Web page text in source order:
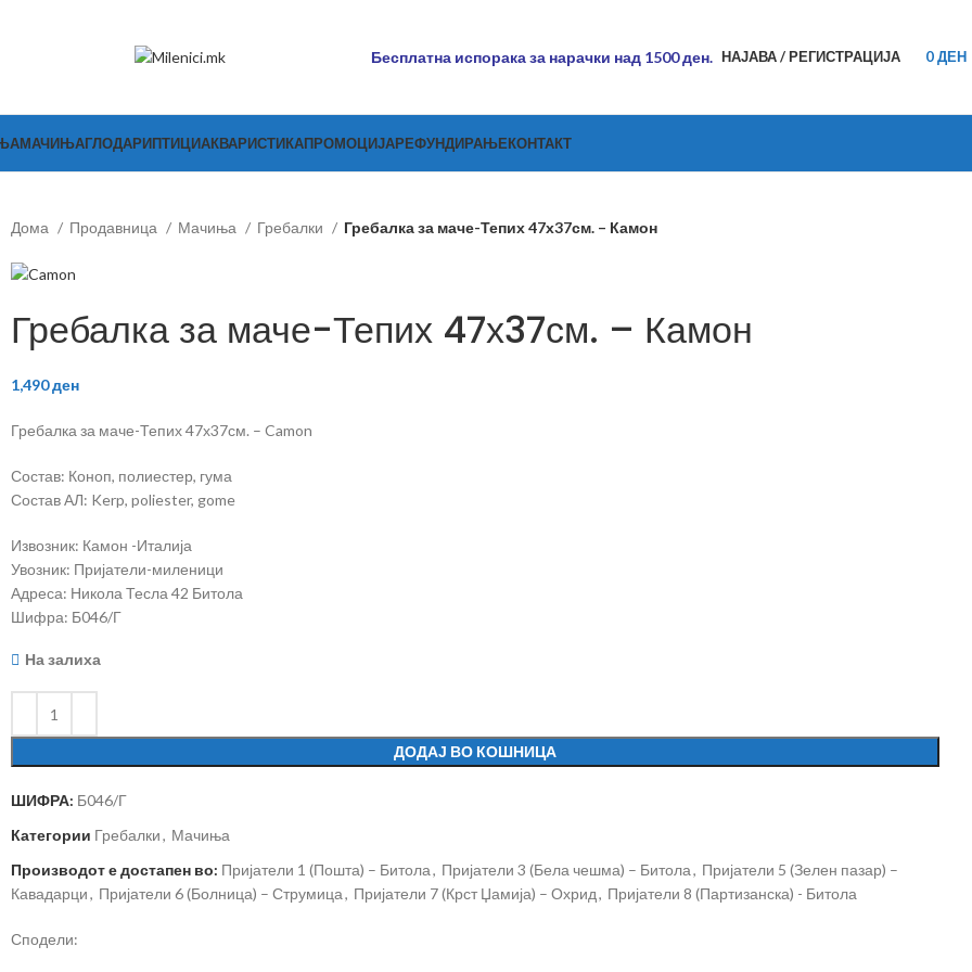
Бесплатна испорака за нарачки над 1500 ден. НАЈАВА / РЕГИСТРАЦИЈА 0ДЕН
МАЧИЊАГЛОДАРИПТИЦИАКВАРИСТИКАПРОМОЦИЈАРЕФУНДИРАЊЕКОНТАКТ
Дома Продавница Мачиња Гребалки Гребалка за маче-Тепих 47х37см. – Камон
Гребалка за маче-Тепих 47х37см. – Камон
1,490ден
Гребалка за маче-Тепих 47х37см. – Camon
Состав: Коноп, полиестер, гума
Состав АЛ: Kerp, poliester, gome
Извозник: Камон -Италија
Увозник: Пријатели-миленици
Адреса: Никола Тесла 42 Битола
Шифра: Б046/Г
На залиха
ДОДАЈ ВО КОШНИЦА
ШИФРА: Б046/Г
Категории Гребалки, Мачиња
Производот е достапен во: Пријатели 1 (Пошта) – Битола, Пријатели 3 (Бела чешма) – Битола, Пријатели 5 (Зелен пазар) –
Кавадарци, Пријатели 6 (Болница) – Струмица, Пријатели 7 (Крст Џамија) – Охрид, Пријатели 8 (Партизанска) - Битола
Сподели: